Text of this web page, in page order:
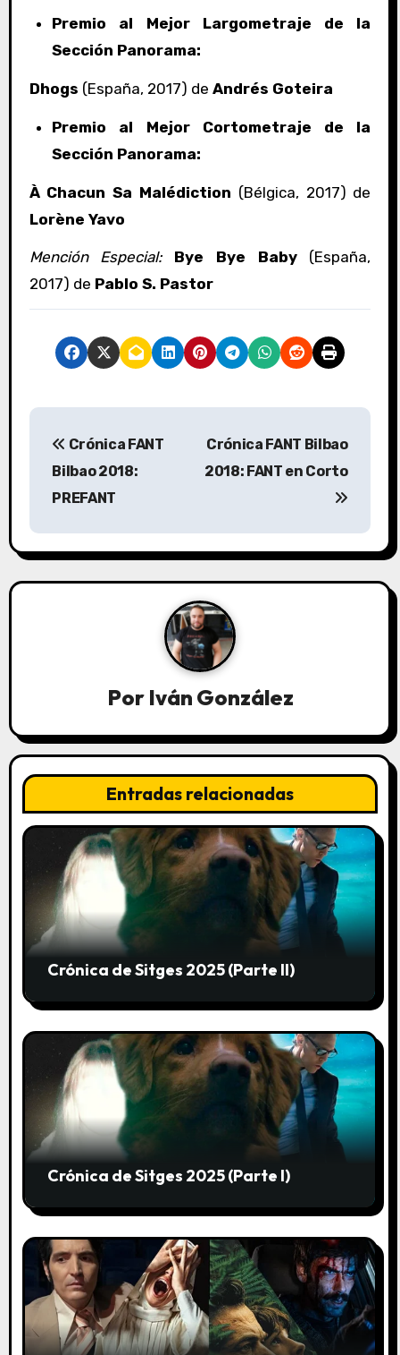
Premio al Mejor Largometraje de la
Sección Panorama:
Dhogs (España, 2017) de Andrés Goteira
Premio al Mejor Cortometraje de la
Sección Panorama:
À Chacun Sa Malédiction (Bélgica, 2017) de
Lorène Yavo
Mención Especial: Bye Bye Baby(España,
2017) de Pablo S. Pastor
N
e
g
n
d
e
n
t
a
d
a
s
Crónica FANT
Bilbao 2018:
PREFANT
Crónica FANT Bilbao
2018: FANT en Corto
Por Iván González
Entradas relacionadas
Crónica de Sitges 2025 (Parte II)
Crónica de Sitges 2025 (Parte I)